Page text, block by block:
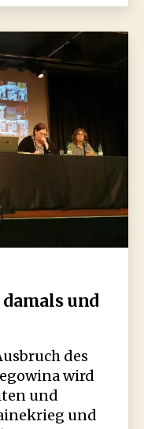
und
des
wird
und
und